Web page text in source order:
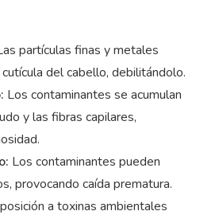
partículas finas y metales
del cabello, debilitándolo.
Los contaminantes se acumulan
y las fibras capilares,
Los contaminantes pueden
provocando caída prematura.
a toxinas ambientales